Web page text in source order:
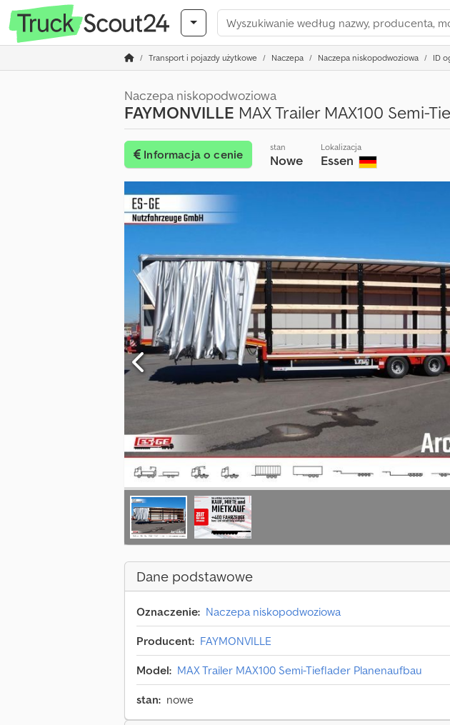
Transport i pojazdy użytkowe Naczepa Naczepa niskopodwoziowa ID
Naczepa niskopodwoziowa
FAYMONVILLE MAX Trailer MAX100 Semi-
Informacja o cenie
stan
Nowe
Lokalizacja
Essen
Dane podstawowe
Oznaczenie: Naczepa niskopodwoziowa
Producent: FAYMONVILLE
Model: MAX Trailer MAX100 Semi-Tieflader Planenaufbau
stan: nowe